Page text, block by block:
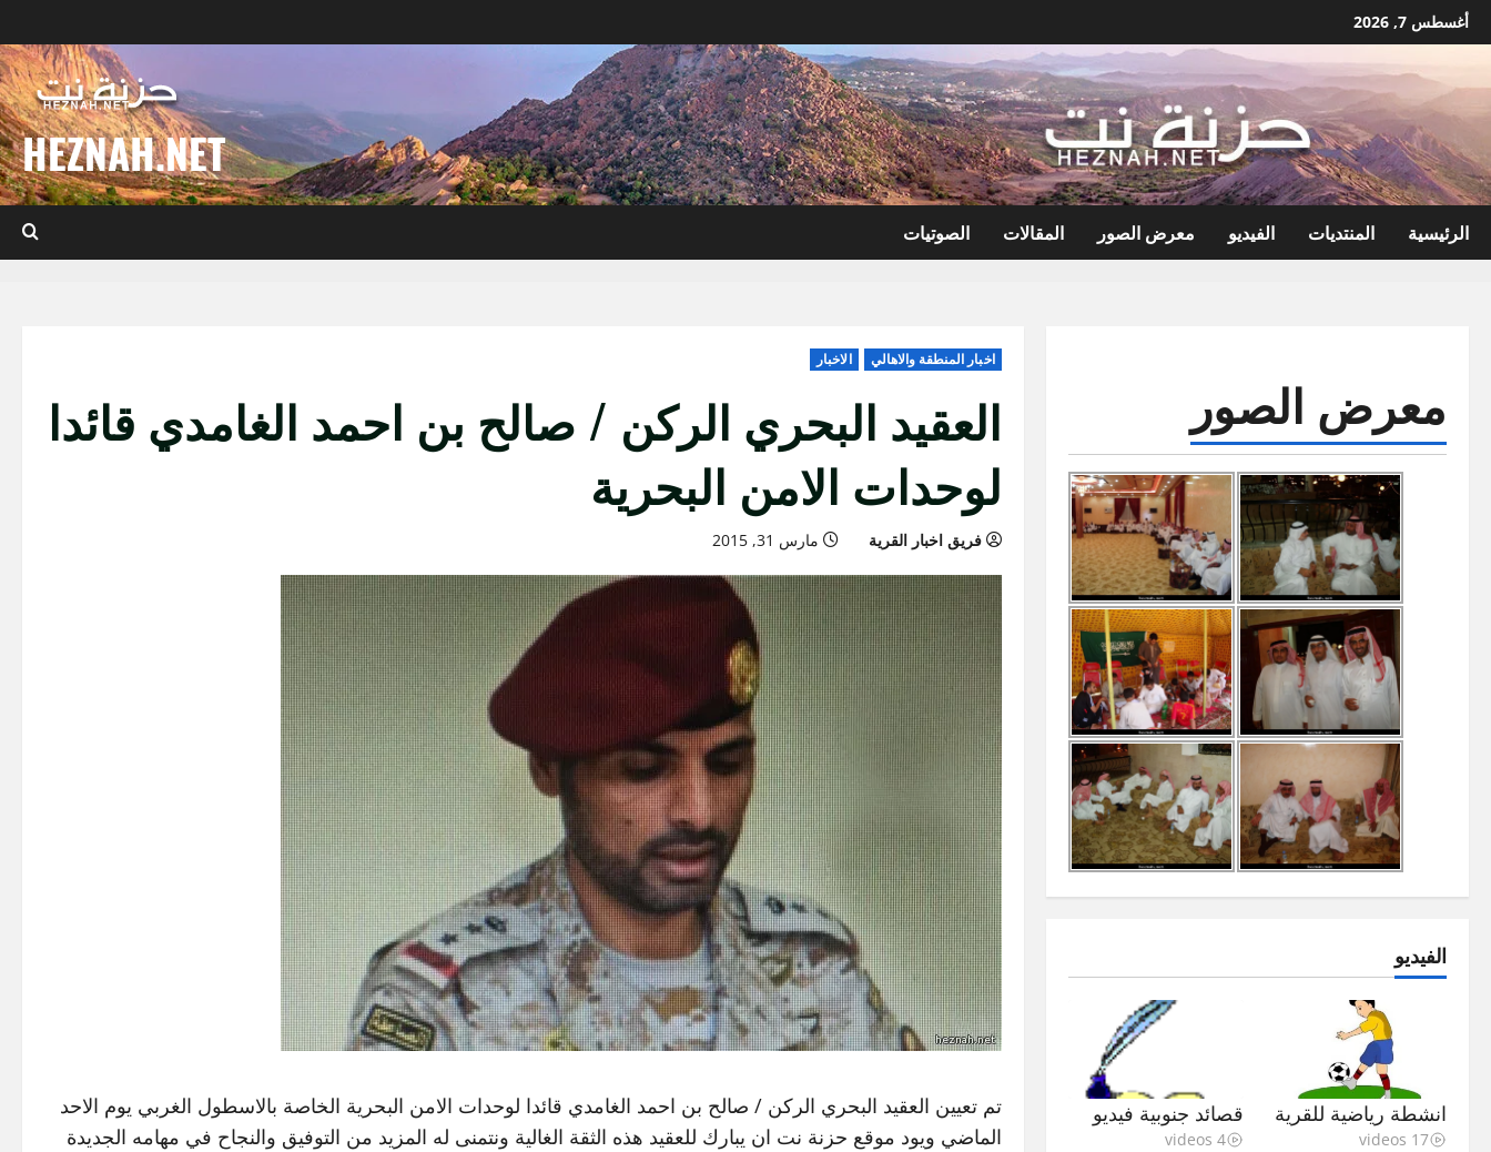
انتقل
إلى
أغسطس 7, 2026
HEZNAH.NET
الرئيسية المنتديات الفيديو معرض الصور المقالات الصوتيات
اخبار المنطقة والاهالي الاخبار
العقيد البحري الركن / صالح بن احمد الغامدي قائدا
لوحدات الامن البحرية
فريق اخبار القرية مارس 31, 2015
تم تعيين العقيد البحري الركن / صالح بن احمد الغامدي قائدا لوحدات الامن البحرية الخاصة بالاسطول الغربي يوم الاحد
الماضي ويود موقع حزنة نت ان يبارك للعقيد هذه الثقة الغالية ونتمنى له المزيد من التوفيق والنجاح في مهامه الجديدة
معرض الصور
الفيديو
انشطة رياضية للقرية
17 videos
قصائد جنوبية فيديو
4 videos